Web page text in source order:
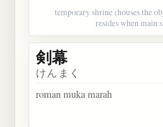
temporary shrine (houses the
resides when main
剣幕
けんまく
roman muka marah